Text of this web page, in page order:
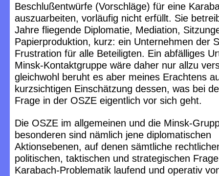
Beschlußentwürfe (Vorschläge) für eine
auszuarbeiten, vorläufig nicht erfüllt. Sie
Jahre fliegende Diplomatie, Mediation,
Papierproduktion, kurz: ein Unternehmen der
Frustration für alle Beteiligten. Ein abfälliges
Minsk-Kontaktgruppe wäre daher nur allzu
gleichwohl beruht es aber meines Erachtens
kurzsichtigen Einschätzung dessen, was bei
Frage in der OSZE eigentlich vor sich geht.
Die OSZE im allgemeinen und die Minsk-
besonderen sind nämlich jene diplomatischen
Aktionsebenen, auf denen sämtliche
politischen, taktischen und strategischen
Karabach-Problematik laufend und operativ